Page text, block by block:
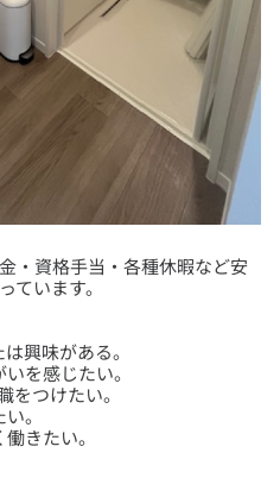
・資格手当・各種休暇など安
興味がある。
を感じたい。
をつけたい。
。
きたい。